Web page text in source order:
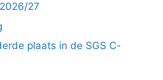
27
plaats in de SGS C-